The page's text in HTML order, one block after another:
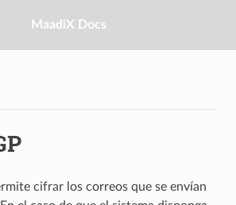
MaadiX Docs
cifrar los correos que se envían